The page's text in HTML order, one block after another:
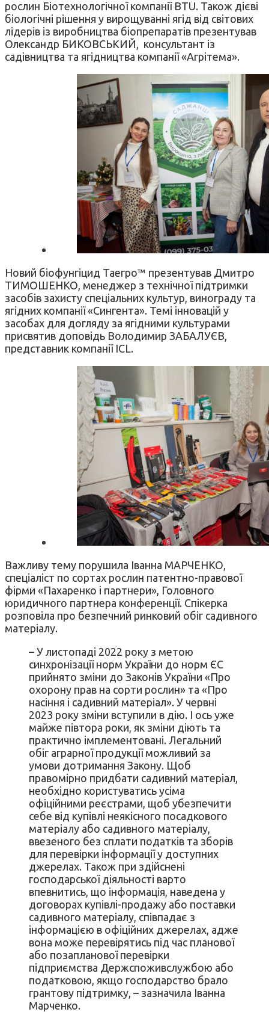
рослин Біотехнологічної компанії BTU. Також дієві
біологічні рішення у вирощуванні ягід від світових
лідерів із виробництва біопрепаратів презентував
Олександр БИКОВСЬКИЙ, консультант із
садівництва та ягідництва компанії «Агрітема».
Новий біофунгіцид Таегро™ презентував Дмитро
ТИМОШЕНКО, менеджер з технічної підтримки
засобів захисту спеціальних культур, винограду та
ягідних компанії «Сингента». Темі інновацій у
засобах для догляду за ягідними культурами
присвятив доповідь Володимир ЗАБАЛУЄВ,
представник компанії ICL.
Важливу тему порушила Іванна МАРЧЕНКО,
спеціаліст по сортах рослин патентно-правової
фірми «Пахаренко і партнери», Головного
юридичного партнера конференції. Спікерка
розповіла про безпечний ринковий обіг садивного
матеріалу.
– У листопаді 2022 року з метою
синхронізації норм України до норм ЄС
прийнято зміни до Законів України «Про
охорону прав на сорти рослин» та «Про
насіння і садивний матеріал». У червні
2023 року зміни вступили в дію. І ось уже
майже півтора роки, як зміни діють та
практично імплементовані. Легальний
обіг аграрної продукції можливий за
умови дотримання Закону. Щоб
правомірно придбати садивний матеріал,
необхідно користуватись усіма
офіційними реєстрами, щоб убезпечити
себе від купівлі неякісного посадкового
матеріалу або садивного матеріалу,
ввезеного без сплати податків та зборів
для перевірки інформації у доступних
джерелах. Також при здійснені
господарської діяльності варто
впевнитись, що інформація, наведена у
договорах купівлі-продажу або поставки
садивного матеріалу, співпадає з
інформацією в офіційних джерелах, адже
вона може перевірятись під час планової
або позапланової перевірки
підприємства Держспоживслужбою або
податковою, якщо господарство брало
грантову підтримку, – зазначила Іванна
Марченко.